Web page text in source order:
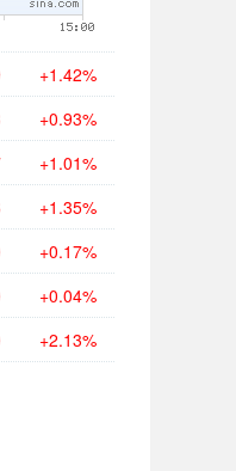
+1.42%
+0.93%
+1.01%
+1.35%
+0.17%
+0.04%
+2.13%